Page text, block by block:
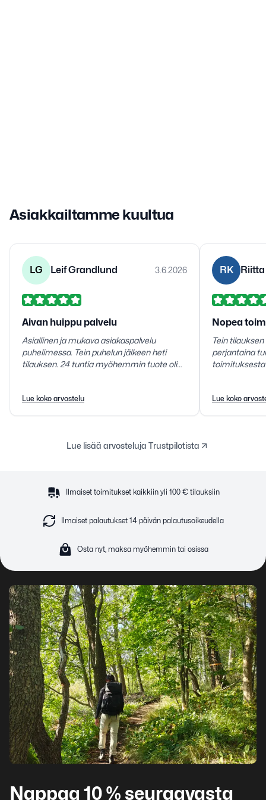
Asiakkailtamme kuultua
LG Leif Grandlund 3.6.2026
Aivan huippu palvelu
Asiallinen ja mukava asiakaspalvelu
puhelimessa. Tein puhelun jälkeen heti
tilauksen. 24 tuntia myöhemmin tuote oli
teidän toimintaanne.
Lue koko arvostelu
RK
Nopea
Tein
perjantaina
toimituksesta
Lue koko
Lue lisää arvosteluja Trustpilotista
Ilmaiset toimitukset kaikkiin yli 100 € tilauksiin
Ilmaiset palautukset 14 päivän palautusoikeudella
Osta nyt, maksa myöhemmin tai osissa
Nappaa 10 % seuraavasta